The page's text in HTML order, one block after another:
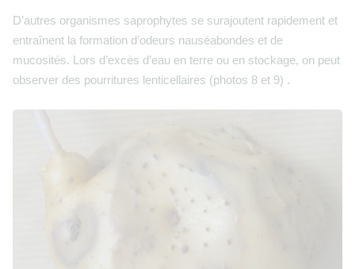
D’autres organismes saprophytes se surajoutent rapidement et
entraînent la formation d’odeurs nauséabondes et de
mucosités. Lors d’excès d’eau en terre ou en stockage, on peut
observer des pourritures lenticellaires (photos 8 et 9) .